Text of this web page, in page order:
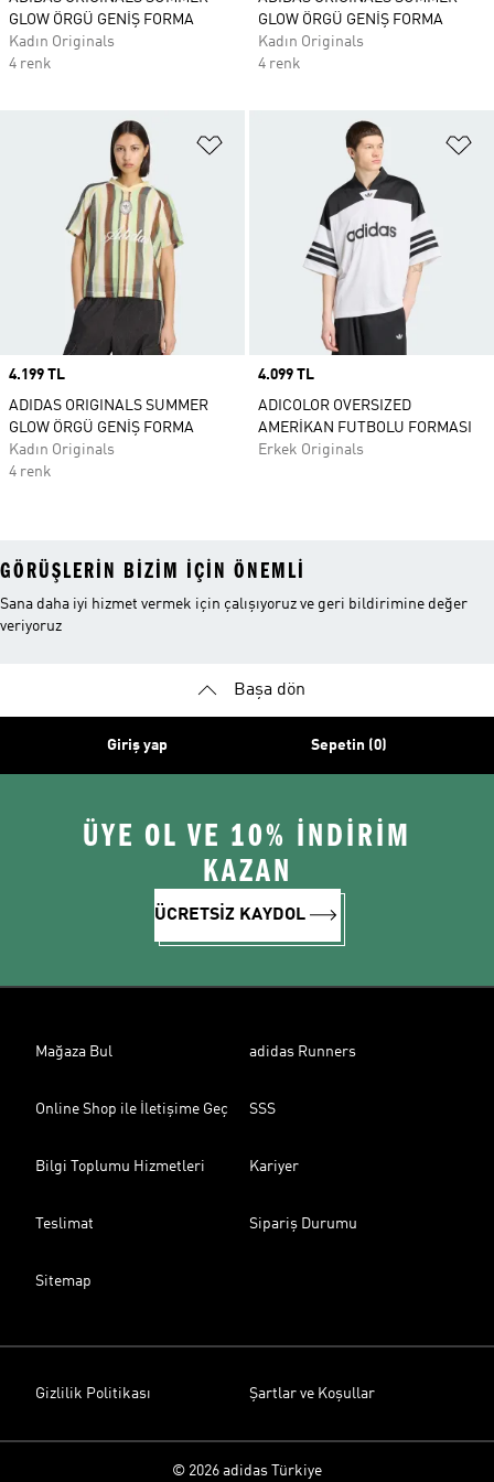
GLOW ÖRGÜ GENİŞ FORMA
Kadın Originals
4 renk
GLOW ÖRGÜ GENİŞ FORMA
Kadın Originals
4 renk
Favori Listesine Ekle
Price
4.199 TL
ADIDAS ORIGINALS SUMMER
GLOW ÖRGÜ GENİŞ FORMA
Kadın Originals
4 renk
Price
4.099 TL
ADICOLOR OVERSIZED
AMERİKAN FUTBOLU FORMASI
Erkek Originals
GÖRÜŞLERIN BIZIM IÇIN ÖNEMLI
Sana daha iyi hizmet vermek için çalışıyoruz ve geri bildirimine değer
veriyoruz
Başa dön
Giriş yap Sepetin (0)
ÜYE OL VE 10% İNDİRİM
KAZAN
ÜCRETSİZ KAYDOL
Mağaza Bul adidas Runners
Online Shop ile İletişime Geç SSS
Bilgi Toplumu Hizmetleri Kariyer
Teslimat Sipariş Durumu
Sitemap
Gizlilik Politikası Şartlar ve Koşullar
© 2026 adidas Türkiye